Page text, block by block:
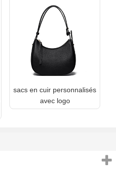
sacs en cuir personnalisés
avec logo